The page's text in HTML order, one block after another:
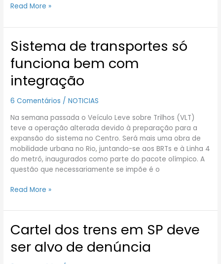
Read More »
Sistema de transportes só
funciona bem com
integração
6 Comentários /NOTICIAS
Na semana passada o Veículo Leve sobre Trilhos (VLT)
teve a operação alterada devido à preparação para a
expansão do sistema no Centro. Será mais uma obra de
mobilidade urbana no Rio, juntando-se aos BRTs e à Linha 4
do metrô, inaugurados como parte do pacote olímpico. A
questão que necessariamente se impõe é o
Sistema
de
transportes
só
funciona
com
integração
Read More »
Cartel dos trens em SP deve
ser alvo de denúncia
Cartel
dos
trens